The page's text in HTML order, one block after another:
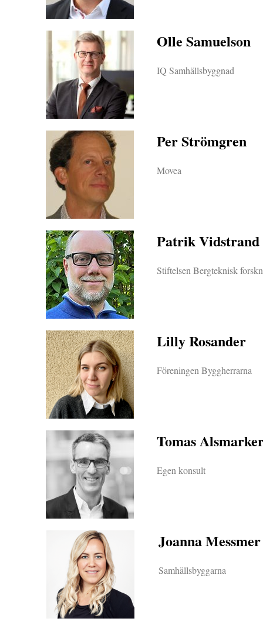
Olle Samuelson
IQ Samhällsbyggnad
Per Strömgren
Movea
Patrik Vidstrand
Stiftelsen Bergteknisk
Lilly Rosander
Föreningen Byggherrarna
Tomas
Egen konsult
Joanna Messmer
Samhällsbyggarna